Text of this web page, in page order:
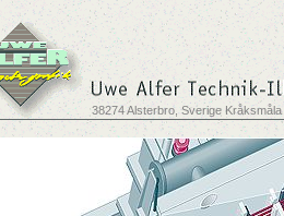
38274 Alsterbro, Sverige